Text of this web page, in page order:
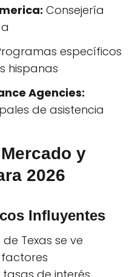
Consejería
específicos
hispanas
Agencies:
de asistencia
y
2026
Influyentes
Texas se ve